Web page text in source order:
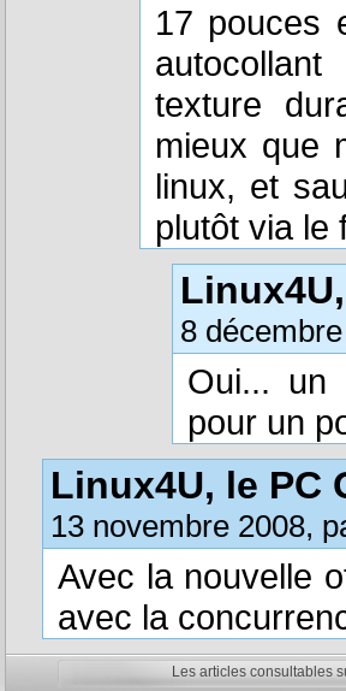
17 pouces
texture
mieux que
linux, et
plutôt via le
8
Oui... un
pour un
Linux4U, le PC
13 novembre 2008,
Avec la nouvelle
avec la
Les articles consultables